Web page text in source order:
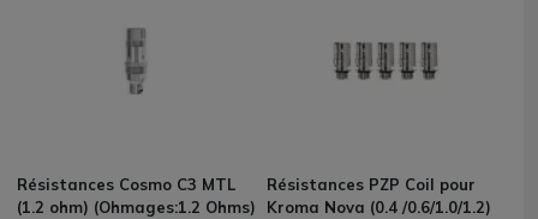
Résistances Cosmo C3 MTL
(1.2 ohm) (Ohmages:1.2 Ohms)
Résistances PZP Coil pour
Kroma Nova (0.4 /0.6/1.0/1.2)